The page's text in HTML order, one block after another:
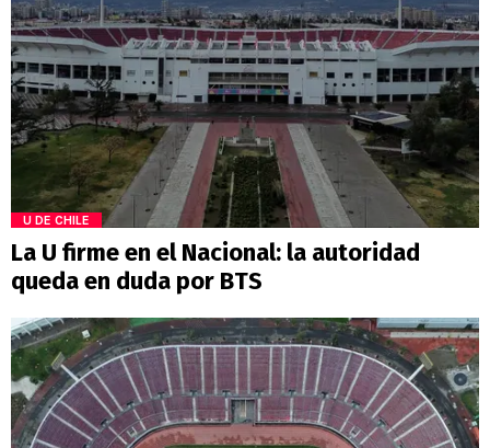
U DE CHILE
La U firme en el Nacional: la autoridad
queda en duda por BTS